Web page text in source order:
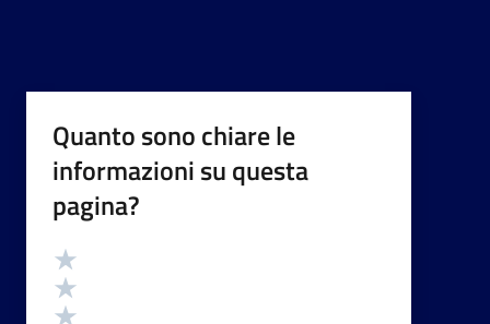
Quanto sono chiare le
informazioni su questa
pagina?
Valutazione